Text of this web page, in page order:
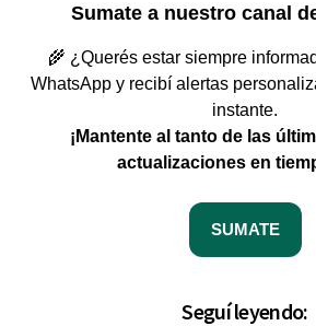
Sumate a nuestro canal
🌾 ¿Querés estar siempre
WhatsApp y recibí alertas
instante.
¡Mantente al tanto de las
actualizaciones en
SUMATE
Seguí leyendo: